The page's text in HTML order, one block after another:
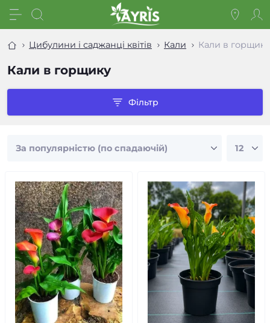
Цибулини і саджанці квітів Кали Кали в горщику
Кали в горщику
Фільтр